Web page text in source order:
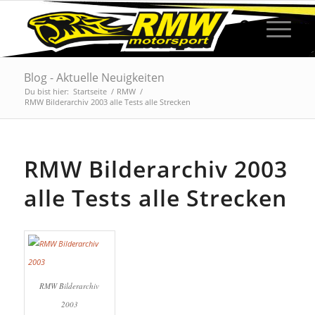
Blog - Aktuelle Neuigkeiten
Du bist hier: Startseite / RMW /
RMW Bilderarchiv 2003 alle Tests alle Strecken
RMW Bilderarchiv 2003
alle Tests alle Strecken
RMW Bilderarchiv
2003